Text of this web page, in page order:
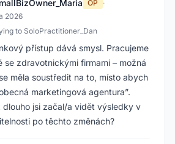
OP
·
2026
to SoloPractitioner_Dan
přístup dává smysl. Pracujeme
se zdravotnickými firmami – možná
měla soustředit na to, místo abych
marketingová agentura”.
dlouho jsi začal/a vidět výsledky v
po těchto změnách?